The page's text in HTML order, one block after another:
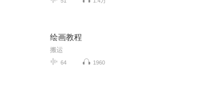
绘画教程
搬运
64 1960